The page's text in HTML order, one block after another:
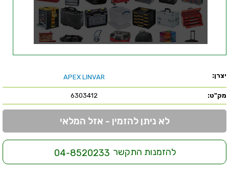
יצרן: APEX LINVAR
מק"ט: 6303412
לא ניתן להזמין - אזל המלאי
להזמנות התקשר 04-8520233